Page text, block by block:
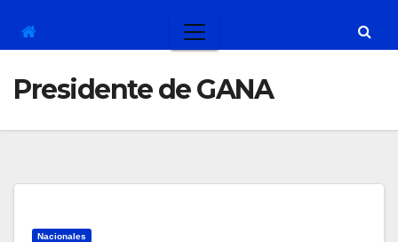
Presidente de GANA
Nacionales